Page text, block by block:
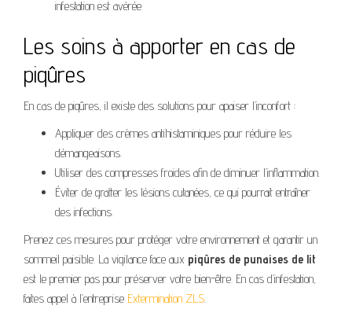
infestation est avérée.
Les soins à apporter en cas de
piqûres
En cas de piqûres, il existe des solutions pour apaiser l’inconfort :
Appliquer des crèmes antihistaminiques pour réduire les
démangeaisons.
Utiliser des compresses froides afin de diminuer l’inflammation.
Éviter de gratter les lésions cutanées, ce qui pourrait entraîner
des infections.
Prenez ces mesures pour protéger votre environnement et garantir un
sommeil paisible. La vigilance face aux piqûres de punaises de lit
est le premier pas pour préserver votre bien-être. En cas d’infestation,
faites appel à l’entreprise Extermination ZLS